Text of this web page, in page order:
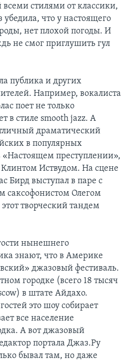
стилями от классики,
убедила, что у настоящего
нет плохой погоды. И
не смог приглушить гул
публика и других
Например, вокалиста
поет не только
в стиле smooth jazz. А
драматический
в популярных
преступлении»,
Клинтом Иствудом. На сцене
Бирд выступал в паре с
саксофонистом Олегом
творческий тандем
нынешнего
знают, что в Америке
джазовый фестиваль.
городке (всего 18 тысяч
в штате Айдахо.
это шоу собирает
все население
А вот джазовый
портала Джаз.Ру
бывал там, но даже